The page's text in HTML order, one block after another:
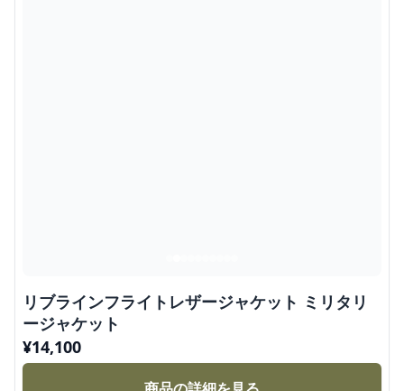
リブラインフライトレザージャケット ミリタリ
ージャケット
¥14,100